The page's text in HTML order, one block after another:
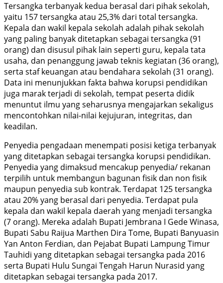
Tersangka terbanyak kedua berasal dari pihak sekolah,
yaitu 157 tersangka atau 25,3% dari total tersangka.
Kepala dan wakil kepala sekolah adalah pihak sekolah
yang paling banyak ditetapkan sebagai tersangka (91
orang) dan disusul pihak lain seperti guru, kepala tata
usaha, dan penanggung jawab teknis kegiatan (36 orang),
serta staf keuangan atau bendahara sekolah (31 orang).
Data ini menunjukkan fakta bahwa korupsi pendidikan
juga marak terjadi di sekolah, tempat peserta didik
menuntut ilmu yang seharusnya mengajarkan sekaligus
mencontohkan nilai-nilai kejujuran, integritas, dan
keadilan.
Penyedia pengadaan menempati posisi ketiga terbanyak
yang ditetapkan sebagai tersangka korupsi pendidikan.
Penyedia yang dimaksud mencakup penyedia/ rekanan
terpilih untuk membangun bagunan fisik dan non fisik
maupun penyedia sub kontrak. Terdapat 125 tersangka
atau 20% yang berasal dari penyedia. Terdapat pula
kepala dan wakil kepala daerah yang menjadi tersangka
(7 orang). Mereka adalah Bupati Jembrana I Gede Winasa,
Bupati Sabu Raijua Marthen Dira Tome, Bupati Banyuasin
Yan Anton Ferdian, dan Pejabat Bupati Lampung Timur
Tauhidi yang ditetapkan sebagai tersangka pada 2016
serta Bupati Hulu Sungai Tengah Harun Nurasid yang
ditetapkan sebagai tersangka pada 2017.